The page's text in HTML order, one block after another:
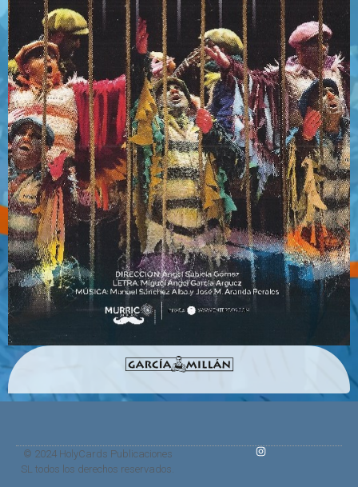
© 2024 HolyCards Publicaciones
SL todos los derechos reservados.